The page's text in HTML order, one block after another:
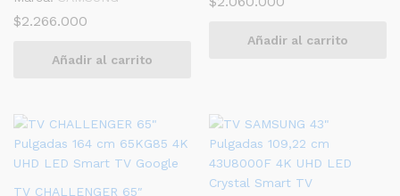
$2.266.000
Añadir al carrito
Añadir al carrito
TV CHALLENGER 65″